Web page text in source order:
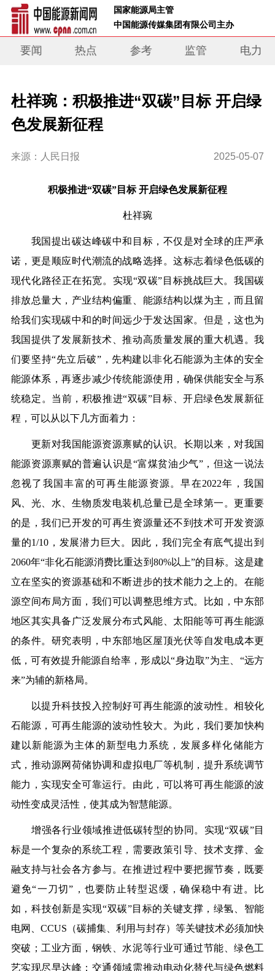
国家能源局主管
中国能源传媒集团有限公司主办
要闻 热点 参考 监管 电力
杜祥琬：积极推进“双碳”目标 开启绿
色发展新征程
来源：人民日报 2025-05-07
积极推进“双碳”目标 开启绿色发展新征程
杜祥琬
我国提出碳达峰碳中和目标，不仅是对全球的庄严承
诺，更是顺应时代潮流的战略选择。这标志着绿色低碳的
现代化路径正在拓宽。实现“双碳”目标挑战巨大。我国碳
排放总量大，产业结构偏重、能源结构以煤为主，而且留
给我们实现碳中和的时间远少于发达国家。但是，这也为
我国提供了发展新技术、推动高质量发展的重大机遇。我
们要坚持“先立后破”，先构建以非化石能源为主体的安全
能源体系，再逐步减少传统能源使用，确保供能安全与系
统稳定。当前，积极推进“双碳”目标、开启绿色发展新征
程，可以从以下几方面着力：
更新对我国能源资源禀赋的认识。长期以来，对我国
能源资源禀赋的普遍认识是“富煤贫油少气”，但这一说法
忽视了我国丰富的可再生能源资源。早在2022年，我国
风、光、水、生物质发电装机总量已是全球第一。更重要
的是，我们已开发的可再生资源量还不到技术可开发资源
量的1/10，发展潜力巨大。因此，我们完全有底气提出到
2060年“非化石能源消费比重达到80%以上”的目标。这是建
立在坚实的资源基础和不断进步的技术能力之上的。在能
源空间布局方面，我们可以调整思维方式。比如，中东部
地区其实具备广泛发展分布式风能、太阳能等可再生能源
的条件。研究表明，中东部地区屋顶光伏等自发电成本更
低，可有效提升能源自给率，形成以“身边取”为主、“远方
来”为辅的新格局。
以提升科技投入控制好可再生能源的波动性。相较化
石能源，可再生能源的波动性较大。为此，我们要加快构
建以新能源为主体的新型电力系统，发展多样化储能方
式，推动源网荷储协调和虚拟电厂等机制，提升系统调节
能力，实现安全可靠运行。由此，可以将可再生能源的波
动性变成灵活性，使其成为智慧能源。
增强各行业领域推进低碳转型的协同。实现“双碳”目
标是一个复杂的系统工程，需要政策引导、技术支撑、金
融支持与社会各方参与。在推进过程中要把握节奏，既要
避免“一刀切”，也要防止转型迟缓，确保稳中有进。比
如，科技创新是实现“双碳”目标的关键支撑，绿氢、智能
电网、CCUS（碳捕集、利用与封存）等关键技术必须加快
突破；工业方面，钢铁、水泥等行业可通过节能、绿色工
艺实现尽早达峰；交通领域需推动电动化替代与绿色燃料